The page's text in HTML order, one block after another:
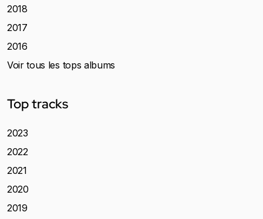
2018
2017
2016
Voir tous les tops albums
Top tracks
2023
2022
2021
2020
2019